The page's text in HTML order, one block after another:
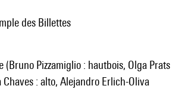
des Billettes
Chaves : alto, Alejandro Erlich-Oliva